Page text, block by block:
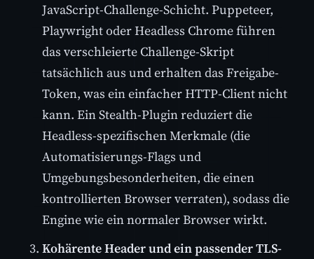
JavaScript-Challenge-Schicht. Puppeteer,
Playwright oder Headless Chrome führen
das verschleierte Challenge-Skript
tatsächlich aus und erhalten das Freigabe-
Token, was ein einfacher HTTP-Client nicht
kann. Ein Stealth-Plugin reduziert die
Headless-spezifischen Merkmale (die
Automatisierungs-Flags und
Umgebungsbesonderheiten, die einen
kontrollierten Browser verraten), sodass die
Engine wie ein normaler Browser wirkt.
Kohärente Header und ein passender TLS-